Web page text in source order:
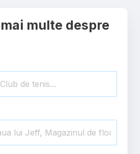
multe despre